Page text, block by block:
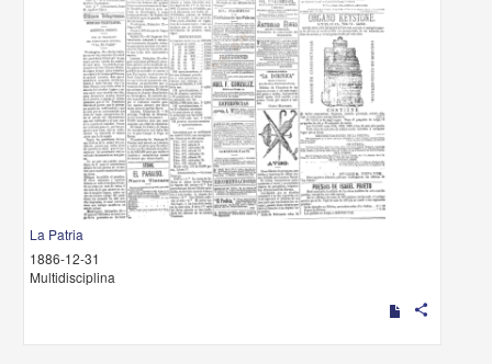
La Patria
1886-12-31
Multidisciplina
share